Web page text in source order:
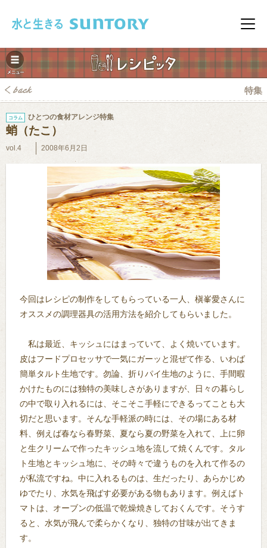
メニ
特集
コラム ひとつの食材アレンジ特集
蛸（たこ）
vol.4 2008年6月2日
今回はレシピの制作をしてもらっている一人、槇峯愛さんに
オススメの調理器具の活用方法を紹介してもらいました。
私は最近、キッシュにはまっていて、よく焼いています。
皮はフードプロセッサで一気にガーッと混ぜて作る、いわば
簡単タルト生地です。勿論、折りパイ生地のように、手間暇
かけたものには独特の美味しさがありますが、日々の暮らし
の中で取り入れるには、そこそこ手軽にできるってことも大
切だと思います。そんな手軽派の時には、その場にある材
料、例えば春なら春野菜、夏なら夏の野菜を入れて、上に卵
と生クリームで作ったキッシュ地を流して焼くんです。タル
ト生地とキッシュ地に、その時々で違うものを入れて作るの
が私流ですね。中に入れるものは、生だったり、あらかじめ
ゆでたり、水気を飛ばす必要がある物もあります。例えばト
マトは、オーブンの低温で乾燥焼きしておくんです。そうす
ると、水気が飛んで柔らかくなり、独特の甘味が出てきま
す。